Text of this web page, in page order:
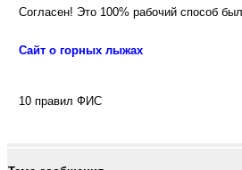
Согласен! Это 100% рабочий способ
Сайт о горных лыжах
10 правил ФИС